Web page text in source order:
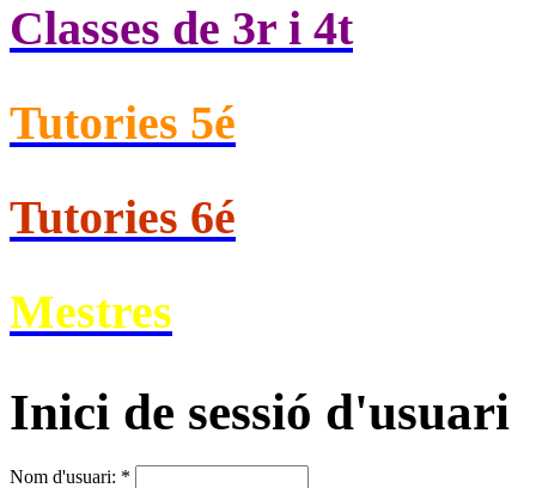
Classes de 3r i 4t
Tutories 5é
Tutories 6é
Mestres
Inici de sessió d'usuari
Nom d'usuari: *